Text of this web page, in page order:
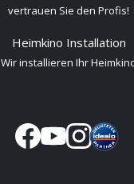
vertrauen Sie den Profis!
Heimkino Installation
Wir installieren Ihr